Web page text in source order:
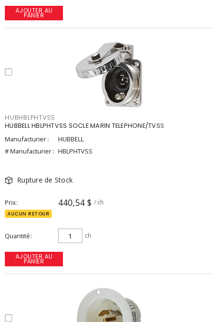
AJOUTER AU
PANIER
HUBHBLPHTVSS
HUBBELL HBLPHTVSS SOCLE MARIN TELEPHONE/TVSS
Manufacturier :
HUBBELL
# Manufacturier : HBLPHTVSS
Rupture de Stock
Prix 440,54 $ / ch
AUCUN RETOUR
Quantité ch
AJOUTER AU
PANIER